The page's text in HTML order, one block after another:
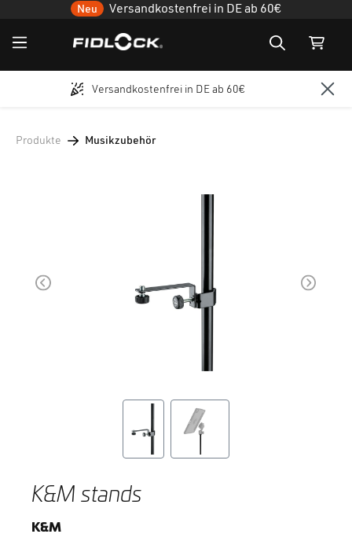
Zum Hauptinhalt springen
Neu Versandkostenfrei in DE ab 60€
Versandkostenfrei in DE ab 60€
Produkte Musikzubehör
K&M stands
K&M